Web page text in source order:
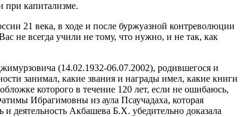
при капитализме.
21 века, в ходе и после буржуазной контреволюции
не всегда учили не тому, что нужно, и не так, как
(14.02.1932-06.07.2002), родившегося и
занимал, какие звания и награды имел, какие книги
которого в течение 120 лет, если не ошибаюсь,
Ибрагимовны из аула Псаучадаха, которая
Акбашева Б.Х. убедительно доказала